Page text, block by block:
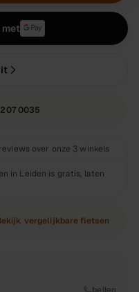
met
207 0035
over onze 3 winkels
in Leiden is gratis, laten
vergelijkbare fietsen